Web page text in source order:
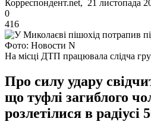
Корреспондент.net, 21 листопада
0
416
Фото: Новости N
На місці ДТП працювала слідча
Про силу удару
що туфлі загиблого
розлетілися в радіусі